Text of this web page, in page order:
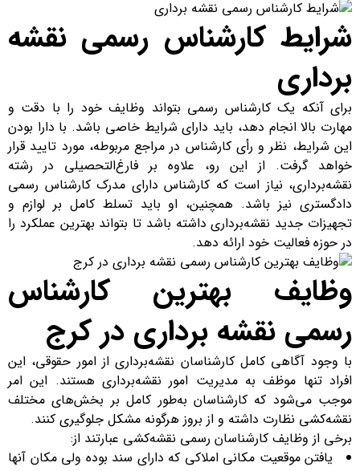
شرایط کارشناس رسمی نقشه
برداری
برای آنکه یک کارشناس رسمی بتواند وظایف خود را با دقت و
مهارت بالا انجام دهد، باید دارای شرایط خاصی باشد. با دارا بودن
این شرایط، نظر و رأی کارشناس در مراجع مربوطه، مورد تایید قرار
خواهد گرفت. از این رو، علاوه بر فارغ‌التحصیلی در رشته
نقشه‌برداری، نیاز است که کارشناس دارای مدرک کارشناس رسمی
دادگستری نیز باشد. همچنین، او باید تسلط کامل بر لوازم و
تجهیزات جدید نقشه‌برداری داشته باشد تا بتواند بهترین عملکرد را
در حوزه فعالیت خود ارائه دهد.
وظایف بهترین کارشناس
رسمی نقشه برداری در کرج
با وجود آگاهی کامل کارشناسان نقشه‌برداری از امور حقوقی، این
افراد تنها موظف به مدیریت امور نقشه‌برداری هستند. این امر
موجب می‌شود که کارشناسان به‌طور کامل بر بخش‌های مختلف
نقشه‌کشی نظارت داشته و از بروز هرگونه مشکل جلوگیری کنند.
برخی از وظایف کارشناسان رسمی نقشه‌کشی عبارتند از:
یافتن موقعیت مکانی املاکی که دارای سند بوده ولی مکان آنها